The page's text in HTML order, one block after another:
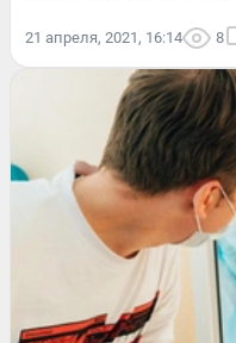
21 апреля, 2021, 16:14 8